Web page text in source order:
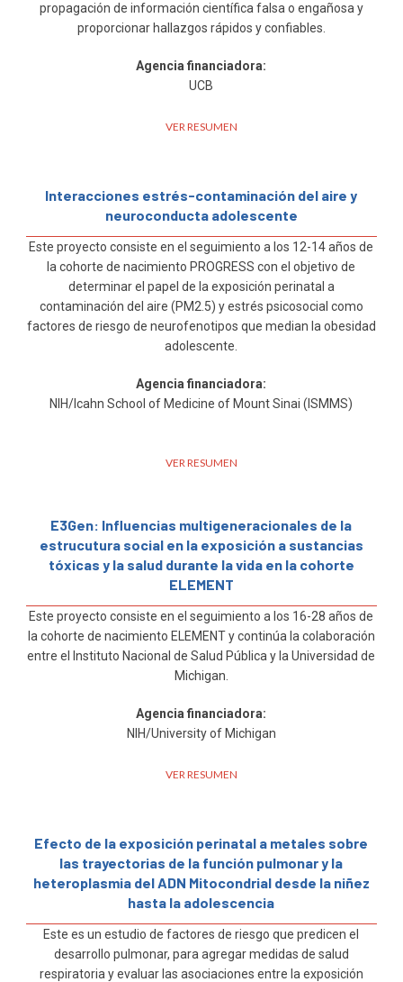
propagación de información científica falsa o engañosa y
proporcionar hallazgos rápidos y confiables.
Agencia financiadora:
UCB
VER RESUMEN
Interacciones estrés-contaminación del aire y
neuroconducta adolescente
Este proyecto consiste en el seguimiento a los 12-14 años de
la cohorte de nacimiento PROGRESS con el objetivo de
determinar el papel de la exposición perinatal a
contaminación del aire (PM2.5) y estrés psicosocial como
factores de riesgo de neurofenotipos que median la obesidad
adolescente.
Agencia financiadora:
NIH/Icahn School of Medicine of Mount Sinai (ISMMS)
VER RESUMEN
E3Gen: Influencias multigeneracionales de la
estrucutura social en la exposición a sustancias
tóxicas y la salud durante la vida en la cohorte
ELEMENT
Este proyecto consiste en el seguimiento a los 16-28 años de
la cohorte de nacimiento ELEMENT y continúa la colaboración
entre el Instituto Nacional de Salud Pública y la Universidad de
Michigan.
Agencia financiadora:
NIH/University of Michigan
VER RESUMEN
Efecto de la exposición perinatal a metales sobre
las trayectorias de la función pulmonar y la
heteroplasmia del ADN Mitocondrial desde la niñez
hasta la adolescencia
Este es un estudio de factores de riesgo que predicen el
desarrollo pulmonar, para agregar medidas de salud
respiratoria y evaluar las asociaciones entre la exposición